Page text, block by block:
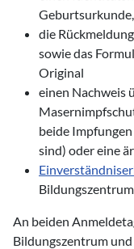
die
sowie das
Original
einen Nachweis
beide
sind) oder eine
Bildungszentrum
An beiden
Bildungszentrum